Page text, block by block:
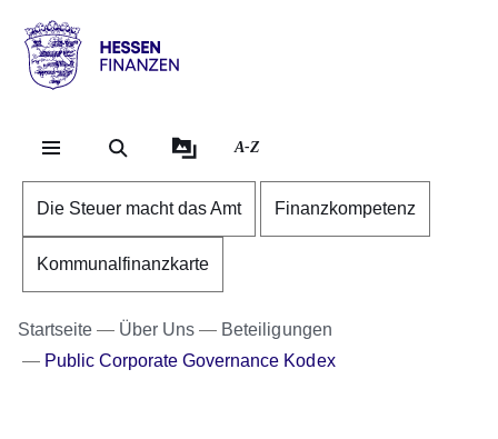
Hessen
Finanzen
A-Z
Die Steuer macht das Amt Finanzkompetenz
Kommunalfinanzkarte
Startseite Über Uns
Beteiligungen
Public Corporate Governance Kodex